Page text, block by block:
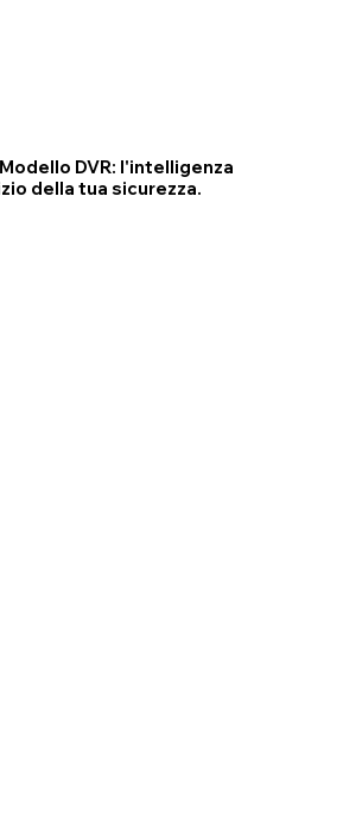
DVR: l'intelligenza
della tua sicurezza.